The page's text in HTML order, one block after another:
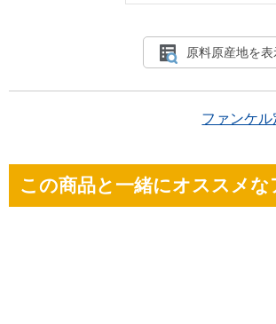
原料原産地を表
ファンケ
この商品と一緒にオススメな